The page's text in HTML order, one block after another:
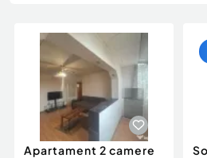
Animale de companie
Afaceri și echipamente
Inchiriere Bunuri si Vehicule
Piese auto si accesorii
Dacia Duster
Apartament 2 camere